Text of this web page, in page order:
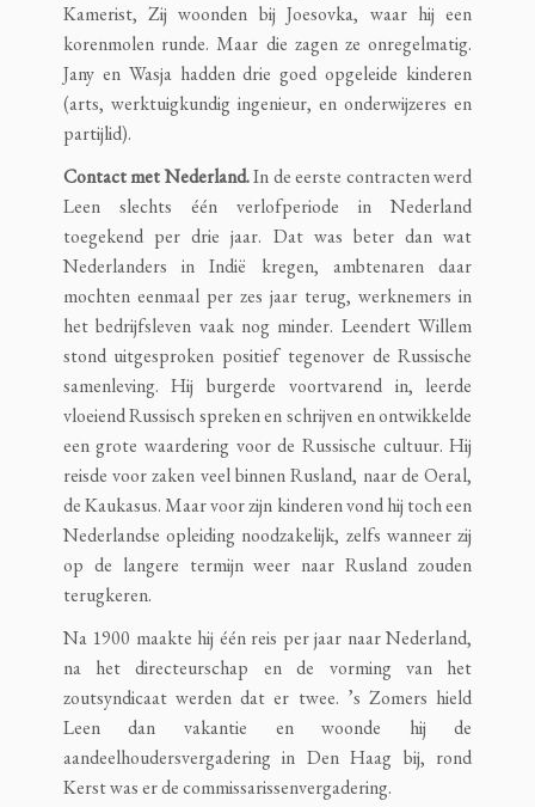
Kamerist, Zij woonden bij Joesovka, waar hij een
korenmolen runde. Maar die zagen ze onregelmatig.
Jany en Wasja hadden drie goed opgeleide kinderen
(arts, werktuigkundig ingenieur, en onderwijzeres en
partijlid).
Contact met Nederland.In de eerste contracten werd
Leen slechts één verlofperiode in Nederland
toegekend per drie jaar. Dat was beter dan wat
Nederlanders in Indië kregen, ambtenaren daar
mochten eenmaal per zes jaar terug, werknemers in
het bedrijfsleven vaak nog minder. Leendert Willem
stond uitgesproken positief tegenover de Russische
samenleving. Hij burgerde voortvarend in, leerde
vloeiend Russisch spreken en schrijven en ontwikkelde
een grote waardering voor de Russische cultuur. Hij
reisde voor zaken veel binnen Rusland, naar de Oeral,
de Kaukasus. Maar voor zijn kinderen vond hij toch een
Nederlandse opleiding noodzakelijk, zelfs wanneer zij
op de langere termijn weer naar Rusland zouden
terugkeren.
Na 1900 maakte hij één reis per jaar naar Nederland,
na het directeurschap en de vorming van het
zoutsyndicaat werden dat er twee. ’s Zomers hield
Leen dan vakantie en woonde hij de
aandeelhoudersvergadering in Den Haag bij, rond
Kerst was er de commissarissenvergadering.